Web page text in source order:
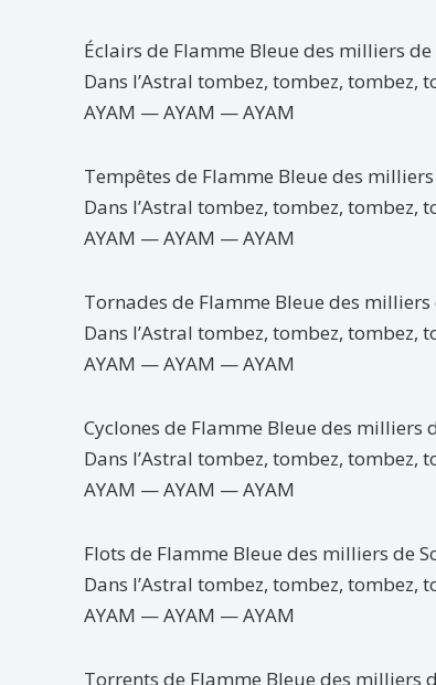
Éclairs de Flamme Bleue des milliers de
Dans l’Astral tombez, tombez, tombez,
AYAM — AYAM — AYAM
Tempêtes de Flamme Bleue des
Dans l’Astral tombez, tombez, tombez,
AYAM — AYAM — AYAM
Tornades de Flamme Bleue des milliers
Dans l’Astral tombez, tombez, tombez,
AYAM — AYAM — AYAM
Cyclones de Flamme Bleue des milliers
Dans l’Astral tombez, tombez, tombez,
AYAM — AYAM — AYAM
Flots de Flamme Bleue des milliers de
Dans l’Astral tombez, tombez, tombez,
AYAM — AYAM — AYAM
Torrents de Flamme Bleue des milliers